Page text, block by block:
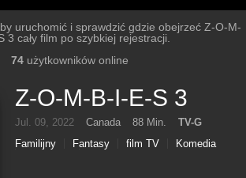
uruchomić i sprawdzić gdzie obejrzeć Z-O-M-
3 cały film po szybkiej rejestracji.
74użytkowników online
Z-O-M-B-I-E-S 3
Jul. 09, 2022 Canada 88 Min.
TV-G
Familijny
Fantasy film TV
Komedia